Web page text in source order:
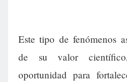
Este tipo de fenómenos
de su valor
oportunidad para